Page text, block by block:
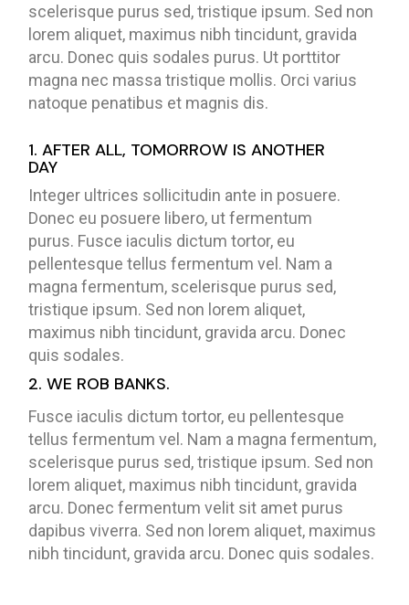
scelerisque purus sed, tristique ipsum. Sed non
lorem aliquet, maximus nibh tincidunt, gravida
arcu. Donec quis sodales purus. Ut porttitor
magna nec massa tristique mollis. Orci varius
natoque penatibus et magnis dis.
1. AFTER ALL, TOMORROW IS ANOTHER
DAY
Integer ultrices sollicitudin ante in posuere.
Donec eu posuere libero, ut fermentum
purus. Fusce iaculis dictum tortor, eu
pellentesque tellus fermentum vel. Nam a
magna fermentum, scelerisque purus sed,
tristique ipsum. Sed non lorem aliquet,
maximus nibh tincidunt, gravida arcu. Donec
quis sodales.
2. WE ROB BANKS.
Fusce iaculis dictum tortor, eu pellentesque
tellus fermentum vel. Nam a magna fermentum,
scelerisque purus sed, tristique ipsum. Sed non
lorem aliquet, maximus nibh tincidunt, gravida
arcu. Donec fermentum velit sit amet purus
dapibus viverra. Sed non lorem aliquet, maximus
nibh tincidunt, gravida arcu. Donec quis sodales.